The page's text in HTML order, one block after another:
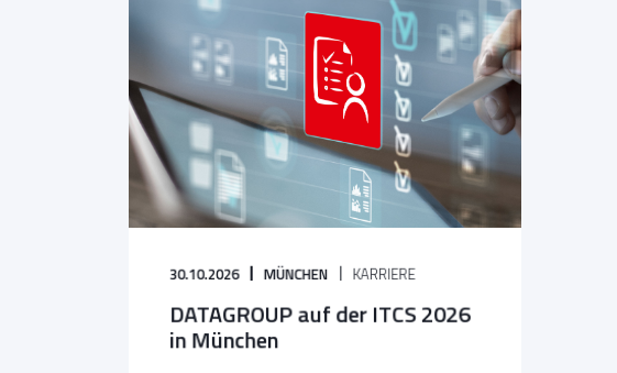
30.10.2026 MÜNCHEN KARRIERE
DATAGROUP auf der ITCS 2026
in München